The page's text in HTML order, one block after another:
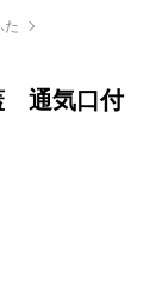
た
通気口付